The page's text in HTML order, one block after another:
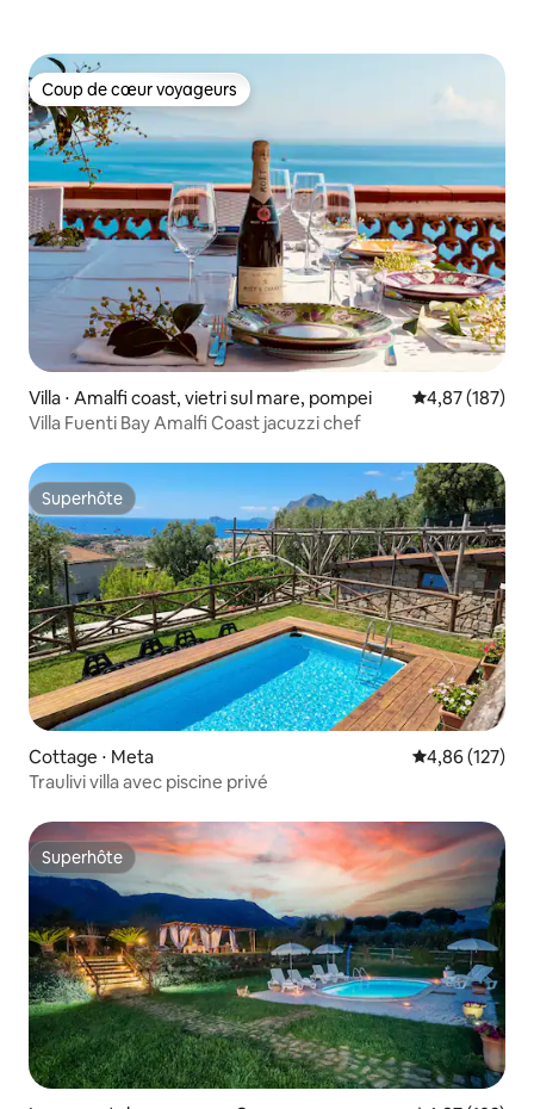
Coup de cœur voyageurs
Coup de cœur voyageurs
Villa ⋅ Amalfi coast, vietri sul mare, pompei Évaluation
4,87 (187)
Villa Fuenti Bay Amalfi Coast jacuzzi chef
Superhôte
Superhôte
Cottage ⋅ Meta Évaluation
4,86 (127)
Traulivi villa avec piscine privé
Superhôte
Superhôte